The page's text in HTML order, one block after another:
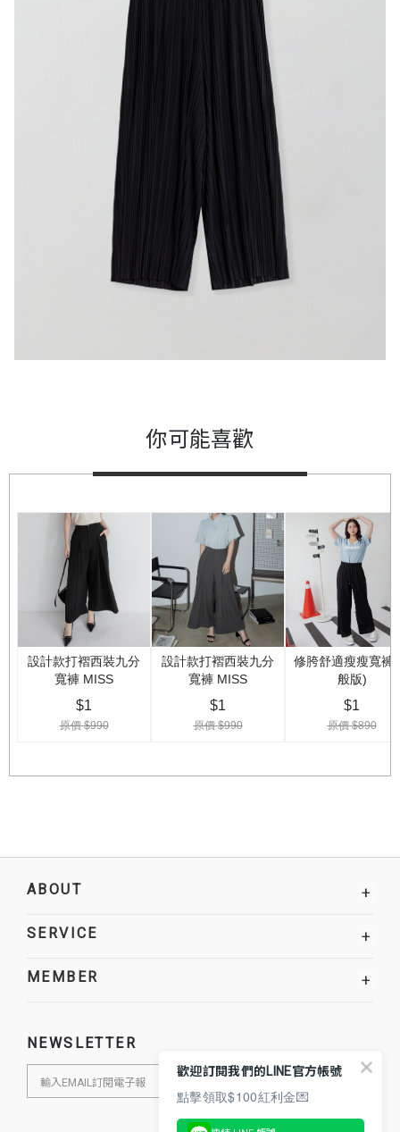
你可能喜歡
ABOUT +
SERVICE +
MEMBER +
NEWSLETTER
歡迎訂閱我們的LINE官方帳號
點擊領取$100紅利金💌